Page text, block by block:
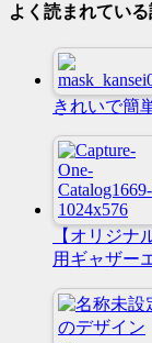
よく読まれてい
きれいで簡
【オリジナ
用ギャザー